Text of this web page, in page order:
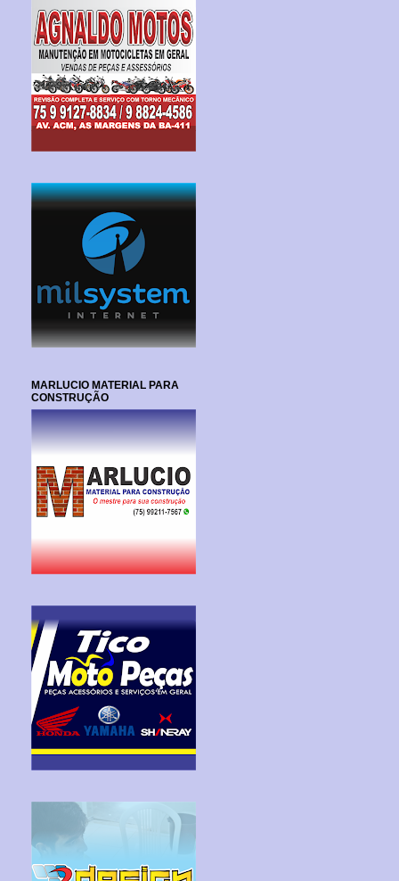
MARLUCIO MATERIAL PARA
CONSTRUÇÃO